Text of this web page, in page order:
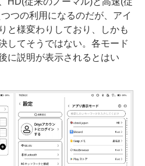
つの利用になるのだが、アイ
と様変わりしており、しかも
してそうではない。各モード
に説明が表示されるとはい